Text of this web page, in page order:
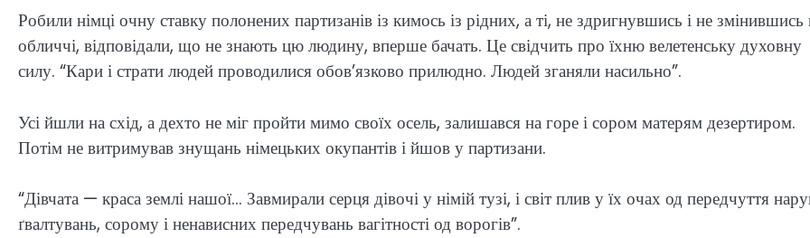
Робили німці очну ставку полонених партизанів із кимось із рідних, а ті, не здригнувшись і не змінившись
обличчі, відповідали, що не знають цю людину, вперше бачать. Це свідчить про їхню велетенську духовну
силу. “Кари і страти людей проводилися обов’язково прилюдно. Людей зганяли насильно”.
Усі йшли на схід, а дехто не міг пройти мимо своїх осель, залишався на горе і сором матерям дезертиром.
Потім не витримував знущань німецьких окупантів і йшов у партизани.
“Дівчата — краса землі нашої… Завмирали серця дівочі у німій тузі, і світ плив у їх очах од передчуття
ґвалтувань, сорому і ненависних передчувань вагітності од ворогів”.